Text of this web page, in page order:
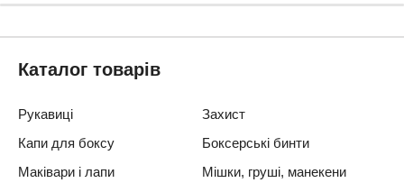
Каталог товарів
Рукавиці
Захист
Капи для боксу
Боксерські бинти
Маківари і лапи
Мішки, груші, манекени